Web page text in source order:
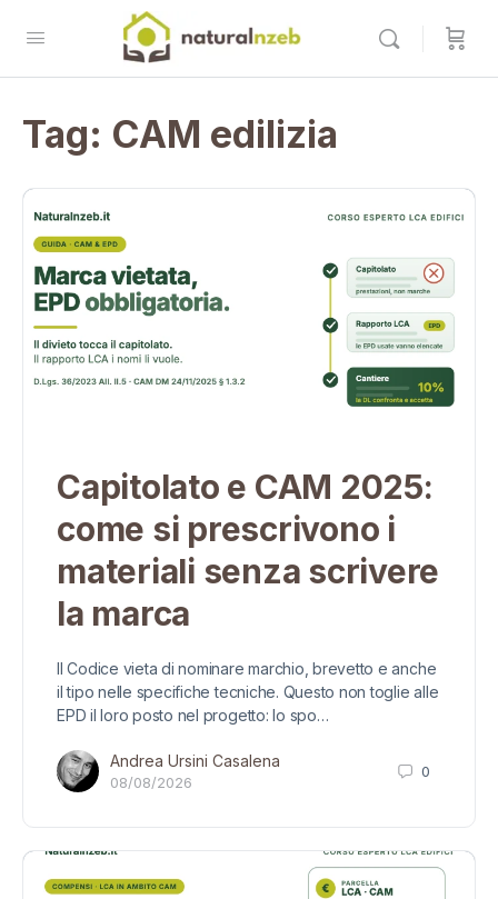
Tag: CAM edilizia
Capitolato e CAM 2025:
come si prescrivono i
materiali senza scrivere
la marca
Il Codice vieta di nominare marchio, brevetto e anche
il tipo nelle specifiche tecniche. Questo non toglie alle
EPD il loro posto nel progetto: lo spo…
Andrea Ursini Casalena
08/08/2026
0